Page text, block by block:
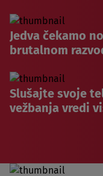
Jedva čekamo
brutalnom
Slušajte svoje
vežbanja vredi